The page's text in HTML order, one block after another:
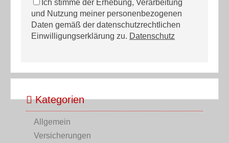
Ich stimme der Erhebung, Verarbeitung
und Nutzung meiner personenbezogenen
Daten gemäß der datenschutzrechtlichen
Einwilligungserklärung zu. Datenschutz
Kategorien
Allgemein
Versicherungen